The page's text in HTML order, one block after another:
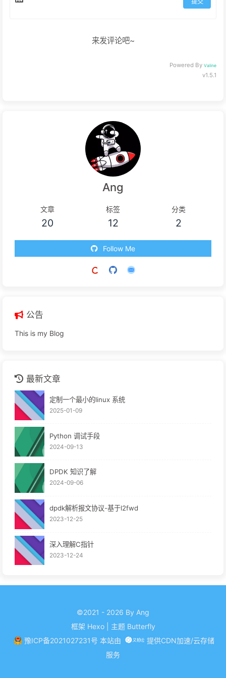
来发评论吧~
Powered By Valine
v1.5.1
Ang
文章
20
标签
12
分类
2
Follow Me
公告
This is my Blog
最新文章
定制一个最小的linux 系统
2025-01-09
Python 调试手段
2024-09-13
DPDK 知识了解
2024-09-06
dpdk解析报文协议-基于l2fwd
2023-12-25
深入理解C指针
2023-12-24
©2021 - 2026 By Ang
框架 Hexo 主题 Butterfly
豫ICP备2021027231号本站由
提供CDN加速/云存储
服务